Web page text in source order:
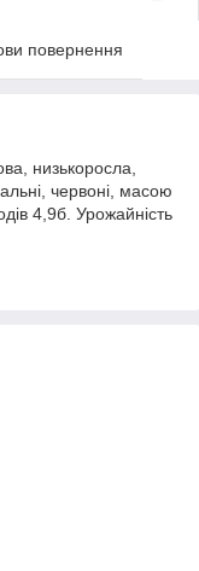
повернення
низькоросла,
червоні, масою
4,9б. Урожайність